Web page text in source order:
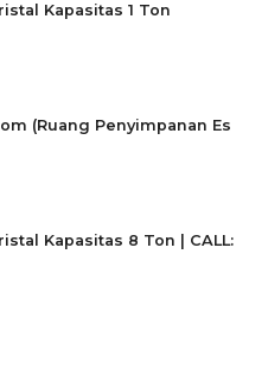
Kapasitas 1 Ton
(Ruang Penyimpanan Es
Kapasitas 8 Ton | CALL: